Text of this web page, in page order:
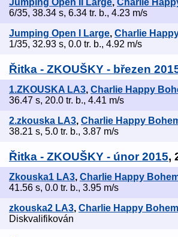
Jumping Open II Large, Charlie
6/35, 38.34 s, 6.34 tr. b., 4.23 m/s
Jumping Open I Large, Charlie
1/35, 32.93 s, 0.0 tr. b., 4.92 m/s
Řitka - ZKOUŠKY - březen
1.ZKOUSKA LA3, Charlie Happy
36.47 s, 20.0 tr. b., 4.41 m/s
2.zkouska LA3, Charlie Happy
38.21 s, 5.0 tr. b., 3.87 m/s
Řitka - ZKOUŠKY - únor 2015,
Zkouska1 LA3, Charlie Happy
41.56 s, 0.0 tr. b., 3.95 m/s
zkouska2 LA3, Charlie Happy
Diskvalifikován